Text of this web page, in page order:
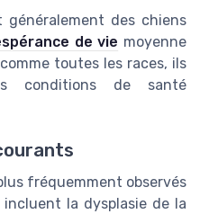
généralement des chiens
de vie moyenne
toutes les races, ils
conditions de santé
fréquemment observés
incluent la dysplasie de la